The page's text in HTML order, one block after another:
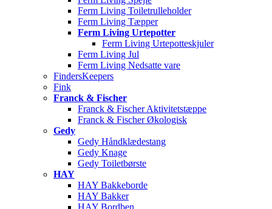
Ferm Living Toiletrulleholder
Ferm Living Tæpper
Ferm Living Urtepotter
Ferm Living Urtepotteskjuler
Ferm Living Jul
Ferm Living Nedsatte vare
FindersKeepers
Fink
Franck & Fischer
Franck & Fischer Aktivitetstæppe
Franck & Fischer Økologisk
Gedy
Gedy Håndklædestang
Gedy Knage
Gedy Toiletbørste
HAY
HAY Bakkeborde
HAY Bakker
HAY Bordben